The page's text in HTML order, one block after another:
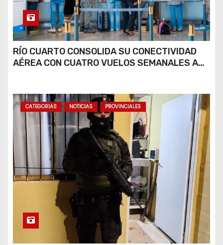
RÍO CUARTO CONSOLIDA SU CONECTIVIDAD
AÉREA CON CUATRO VUELOS SEMANALES A
CATEGORIAS NOTICIAS PROVINCIALES